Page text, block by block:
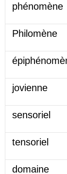
phénomène
Philomène
jovienne
sensoriel
tensoriel
domaine